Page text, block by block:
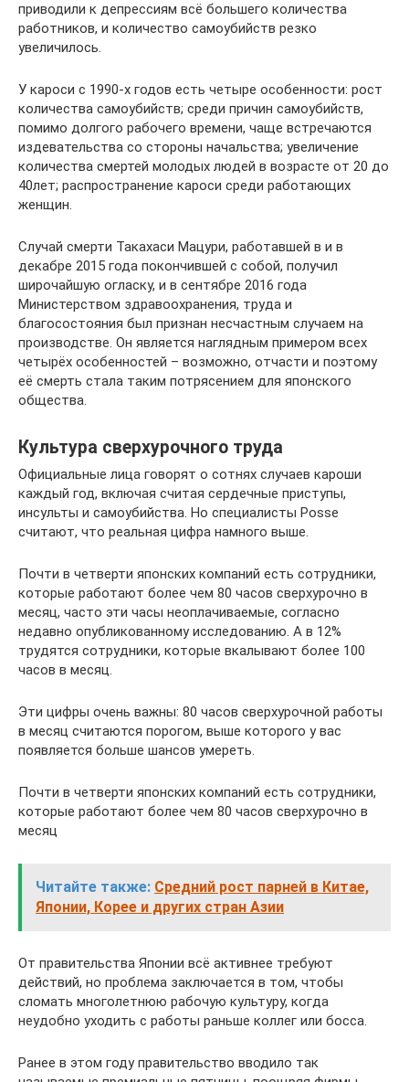
приводили к депрессиям всё большего количества
работников, и количество самоубийств резко
увеличилось.
У кароси с 1990-х годов есть четыре особенности: рост
количества самоубийств; среди причин самоубийств,
помимо долгого рабочего времени, чаще встречаются
издевательства со стороны начальства; увеличение
количества смертей молодых людей в возрасте от 20 до
40лет; распространение кароси среди работающих
женщин.
Случай смерти Такахаси Мацури, работавшей в и в
декабре 2015 года покончившей с собой, получил
широчайшую огласку, и в сентябре 2016 года
Министерством здравоохранения, труда и
благосостояния был признан несчастным случаем на
производстве. Он является наглядным примером всех
четырёх особенностей – возможно, отчасти и поэтому
её смерть стала таким потрясением для японского
общества.
Культура сверхурочного труда
Официальные лица говорят о сотнях случаев кароши
каждый год, включая считая сердечные приступы,
инсульты и самоубийства. Но специалисты Posse
считают, что реальная цифра намного выше.
Почти в четверти японских компаний есть сотрудники,
которые работают более чем 80 часов сверхурочно в
месяц, часто эти часы неоплачиваемые, согласно
недавно опубликованному исследованию. А в 12%
трудятся сотрудники, которые вкалывают более 100
часов в месяц.
Эти цифры очень важны: 80 часов сверхурочной работы
в месяц считаются порогом, выше которого у вас
появляется больше шансов умереть.
Почти в четверти японских компаний есть сотрудники,
которые работают более чем 80 часов сверхурочно в
месяц
Читайте также: Средний рост парней в Китае,
Японии, Корее и других стран Азии
От правительства Японии всё активнее требуют
действий, но проблема заключается в том, чтобы
сломать многолетнюю рабочую культуру, когда
неудобно уходить с работы раньше коллег или босса.
Ранее в этом году правительство вводило так